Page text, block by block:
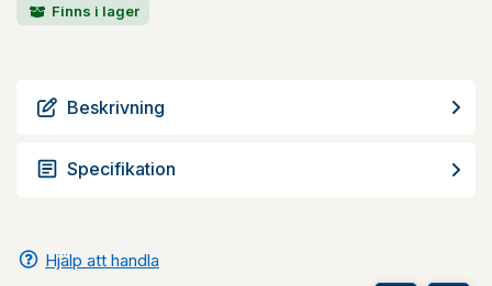
Finns i lager
Beskrivning
Specifikation
Hjälp att handla